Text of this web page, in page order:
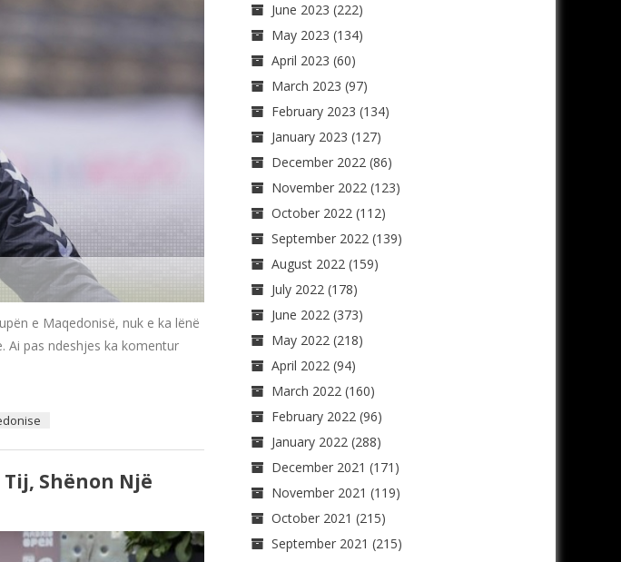
e Maqedonisë, nuk e ka lënë
Ai pas ndeshjes ka komentur
Shënon Një
June 2023 (222)
May 2023 (134)
April 2023 (60)
March 2023 (97)
February 2023 (134)
January 2023 (127)
December 2022(86)
November 2022(123)
October 2022(112)
September 2022(139)
August 2022(159)
July 2022(178)
June 2022(373)
May 2022(218)
April 2022(94)
March 2022(160)
February 2022(96)
January 2022(288)
December 2021 (171)
November 2021 (119)
October 2021 (215)
September 2021 (215)